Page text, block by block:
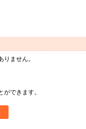
ません。
できます。